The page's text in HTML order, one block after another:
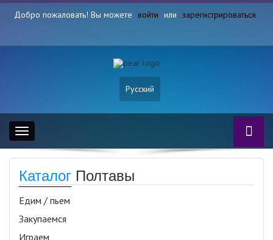
Добро пожаловать! Вы можете войти или зарегистрироваться
Русский
Toggle
navigation
Каталог Полтавы
Едим / пьем
Закупаемся
Играем